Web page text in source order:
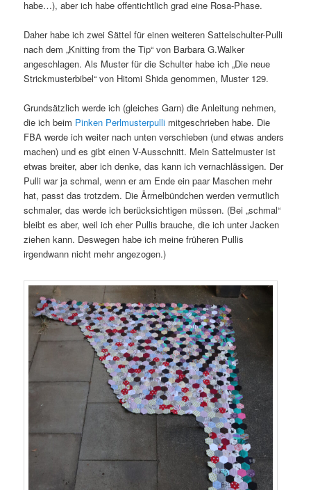
habe…), aber ich habe offentichtlich grad eine Rosa-Phase.
Daher habe ich zwei Sättel für einen weiteren Sattelschulter-Pulli
nach dem „Knitting from the Tip“ von Barbara G.Walker
angeschlagen. Als Muster für die Schulter habe ich „Die neue
Strickmusterbibel“ von Hitomi Shida genommen, Muster 129.
Grundsätzlich werde ich (gleiches Garn) die Anleitung nehmen,
die ich beim Pinken Perlmusterpulli mitgeschrieben habe. Die
FBA werde ich weiter nach unten verschieben (und etwas anders
machen) und es gibt einen V-Ausschnitt. Mein Sattelmuster ist
etwas breiter, aber ich denke, das kann ich vernachlässigen. Der
Pulli war ja schmal, wenn er am Ende ein paar Maschen mehr
hat, passt das trotzdem. Die Ärmelbündchen werden vermutlich
schmaler, das werde ich berücksichtigen müssen. (Bei „schmal“
bleibt es aber, weil ich eher Pullis brauche, die ich unter Jacken
ziehen kann. Deswegen habe ich meine früheren Pullis
irgendwann nicht mehr angezogen.)